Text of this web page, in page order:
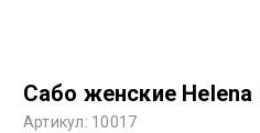
Сабо женские
Артикул: 10017